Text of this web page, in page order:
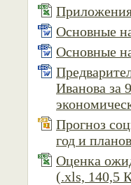
Основные
Основные
Иванова за
Прогноз
год и
Оценка
(.xls, 140,5